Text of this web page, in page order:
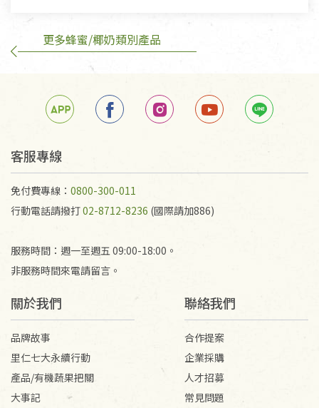
不在此限。
訂購手抄稿退貨需知：
手抄稿進行退貨時，請務必保持原包裝方式及使用原
若未保持原包裝方式或未使用原箱退回，導致書籍有
任何折損、磨損、污損或凹角，將不接受退貨，也不
不接受退貨之手抄稿，為敬重法寶故，里仁網購無法
代為結緣處理等。 若需將手抄稿寄還給消費者，因而
產生的運費100元/箱將由消費者負擔。
更多蜂蜜/椰奶類別產品
客服專線
免付費專線： 0800-300-011
行動電話請撥打02-8712-8236 (國際請加886)
服務時間：週一至週五 09:00-18:00。
非服務時間來電請留言。
關於我們
品牌故事
里仁七大永續行動
產品/有機蔬果把關
大事記
聯絡我們
合作提案
企業採購
人才招募
常見問題